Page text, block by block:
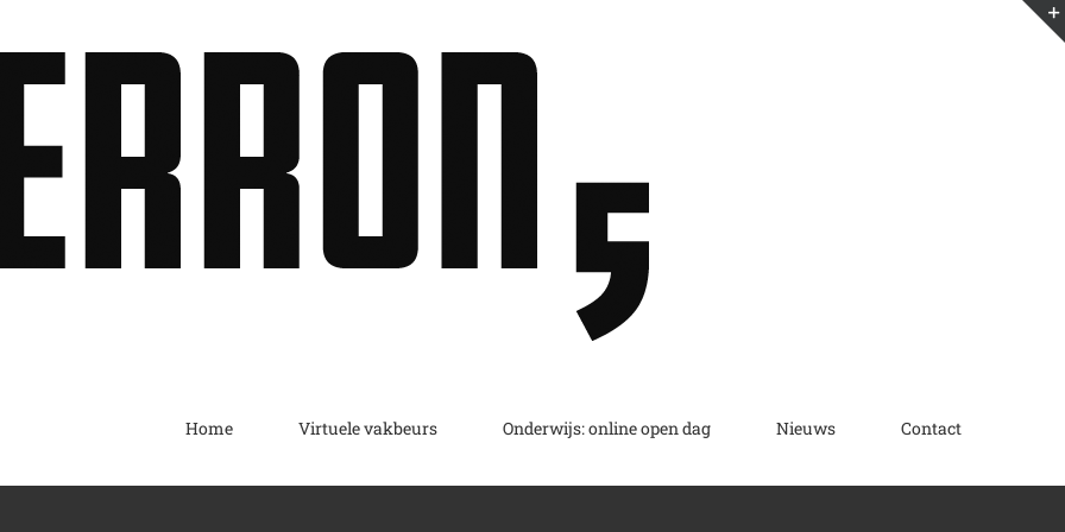
Home Virtuele vakbeurs Onderwijs: online open dag Nieuws Contact